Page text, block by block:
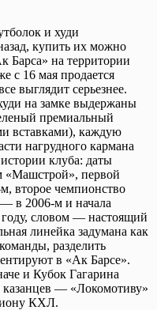
и худи
купить их можно
Барса» на территории
с 16 мая продается
выглядит серьезнее.
на замке выдержаны
премиальный
вставками), каждую
нагрудного кармана
клуба: даты
«Машстрой», первой
второе чемпионство
в 2006-м и начала
словом — настоящий
линейка задумана как
разделить
в «Ак Барсе».
и Кубок Гагарина
казанцев — «Локомотиву»
КХЛ.